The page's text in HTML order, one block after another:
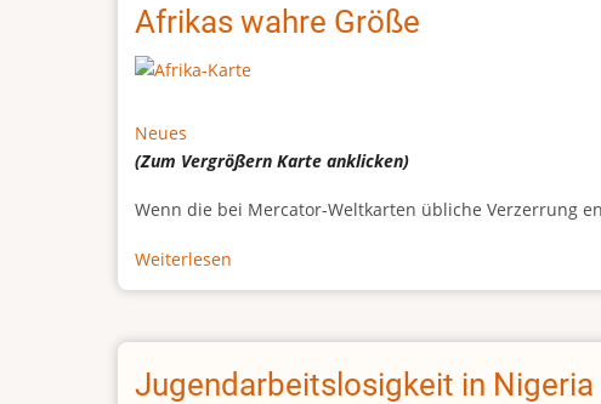
Afrikas wahre Größe
Neues
(Zum VergrößernKarte anklicken)
Wenn die bei Mercator-Weltkarten übliche Verzerrung
Weiterlesen
Afrikas
Größe
Jugendarbeitslosigkeit in